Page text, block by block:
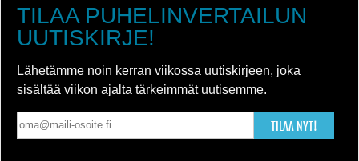
TILAA PUHELINVERTAILUN
UUTISKIRJE!
Lähetämme noin kerran viikossa uutiskirjeen, joka
sisältää viikon ajalta tärkeimmät uutisemme.
TILAA NYT!